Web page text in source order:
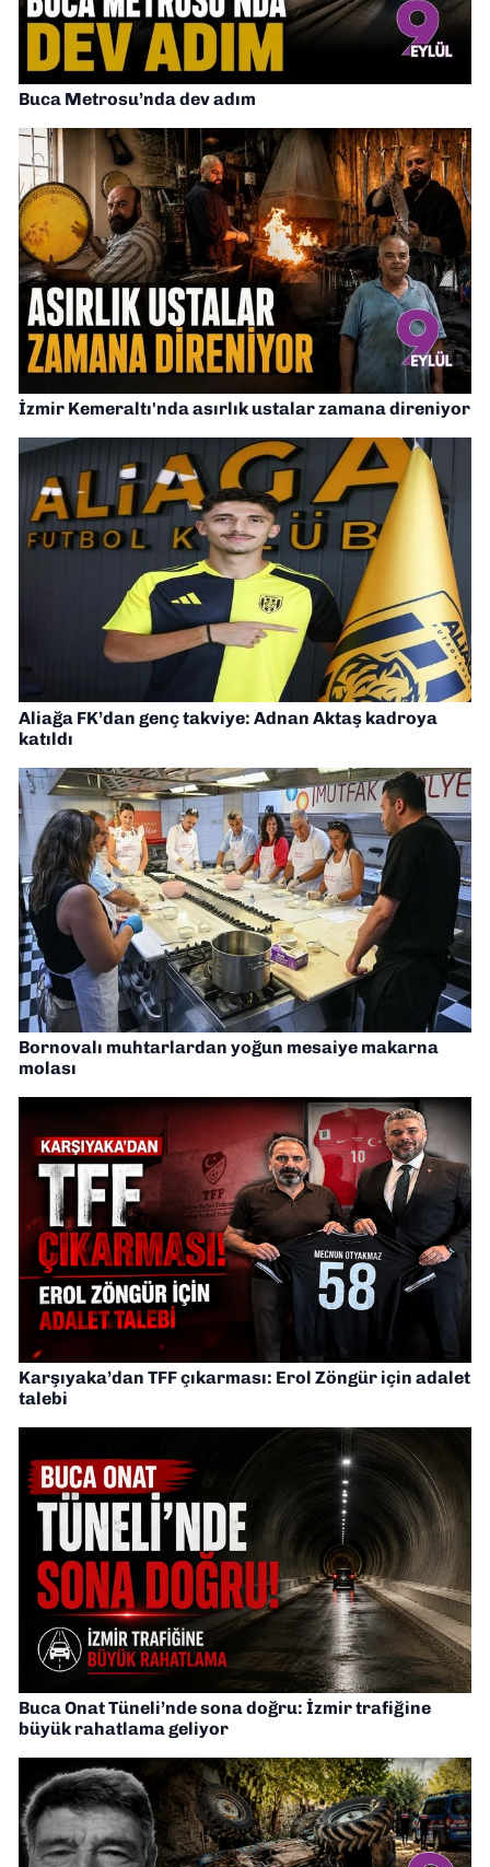
Buca Metrosu’nda dev adım
İzmir Kemeraltı'nda asırlık ustalar zamana direniyor
Aliağa FK’dan genç takviye: Adnan Aktaş kadroya
katıldı
Bornovalı muhtarlardan yoğun mesaiye makarna
molası
Karşıyaka’dan TFF çıkarması: Erol Zöngür için adalet
talebi
Buca Onat Tüneli’nde sona doğru: İzmir trafiğine
büyük rahatlama geliyor